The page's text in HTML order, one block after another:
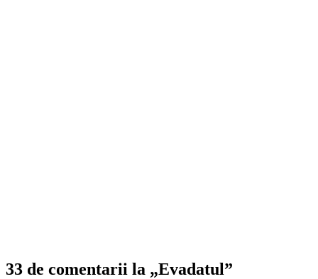
33 de comentarii la „Evadatul”